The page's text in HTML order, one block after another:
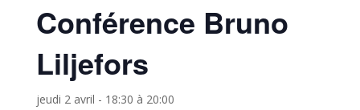
Conférence Bruno
Liljefors
jeudi 2 avril - 18:30 à 20:00